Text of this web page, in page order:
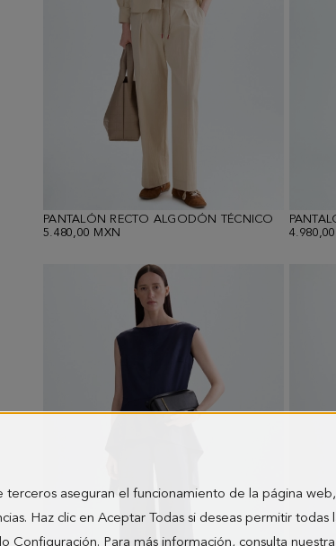
terceros aseguran el funcionamiento de la página
Haz clic en Aceptar Todas si deseas permitir
Configuración. Para más información, consulta nuestra
PANTALÓN RECTO ALGODÓN TÉCNICO
5.480,00 MXN